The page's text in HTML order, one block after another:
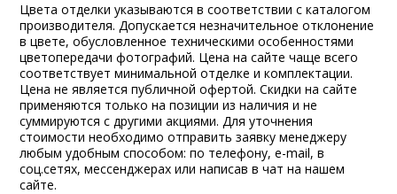
Цвета отделки указываются в соответствии с каталогом
производителя. Допускается незначительное отклонение
в цвете, обусловленное техническими особенностями
цветопередачи фотографий. Цена на сайте чаще всего
соответствует минимальной отделке и комплектации.
Цена не является публичной офертой. Скидки на сайте
применяются только на позиции из наличия и не
суммируются с другими акциями. Для уточнения
стоимости необходимо отправить заявку менеджеру
любым удобным способом: по телефону, e-mail, в
соц.сетях, мессенджерах или написав в чат на нашем
сайте.